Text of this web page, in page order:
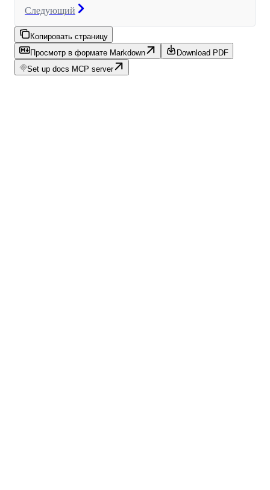
Следующий
Копировать страницу
Просмотр в формате Markdown
Download PDF
Set up docs MCP server